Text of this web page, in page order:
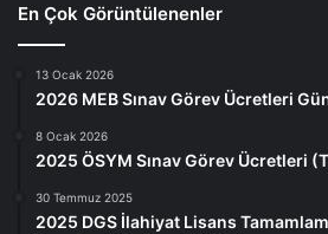
En Çok Görüntülenenler
13 Ocak 2026
2026 MEB Sınav Görev Ücretleri
8 Ocak 2026
2025 ÖSYM Sınav Görev Ücretleri
30 Temmuz 2025
2025 DGS İlahiyat Lisans